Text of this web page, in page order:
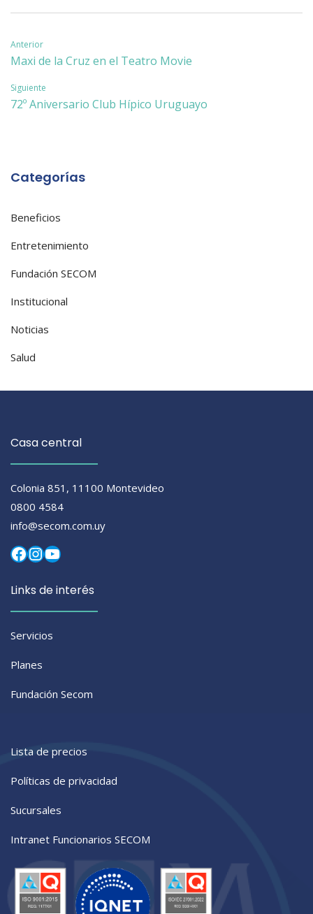
Navegación
de
entradas
Anterior
Maxi de la Cruz en el Teatro Movie
Siguiente
72º Aniversario Club Hípico Uruguayo
Categorías
Beneficios
Entretenimiento
Fundación SECOM
Institucional
Noticias
Salud
Casa central
Colonia 851, 11100 Montevideo
0800 4584
info@secom.com.uy
Facebook
Instagram
YouTube
Links de interés
Servicios
Planes
Fundación Secom
Lista de precios
Políticas de privacidad
Sucursales
Intranet Funcionarios SECOM